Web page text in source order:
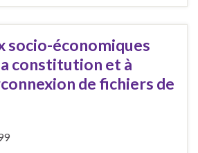
socio-économiques
constitution et à
de fichiers de